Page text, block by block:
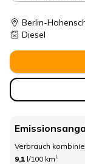
Berlin-
Diesel
Verbrauch
9,1 l/100 km I.